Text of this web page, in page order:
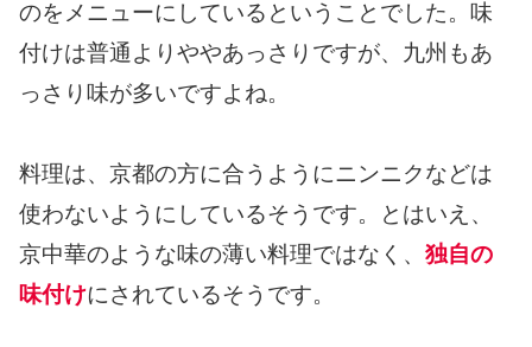
のをメニューにしているということでした。味
付けは普通よりややあっさりですが、九州もあ
っさり味が多いですよね。
料理は、京都の方に合うようにニンニクなどは
使わないようにしているそうです。とはいえ、
京中華のような味の薄い料理ではなく、 独自の
味付けにされているそうです。